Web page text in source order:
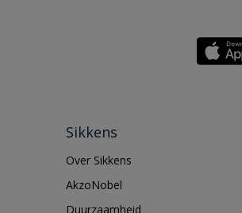
Sikkens
Over Sikkens
AkzoNobel
Duurzaamheid